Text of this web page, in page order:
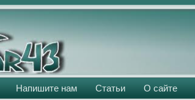
Напишите нам Статьи О сайте